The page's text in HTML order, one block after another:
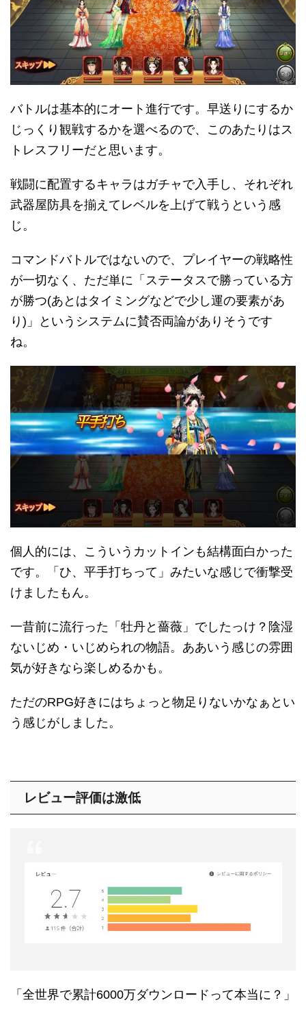
バトルは基本的にオート進行です。早送りにするか
じっくり観戦するかを選べるので、このあたりはス
トレスフリーだと思います。
戦闘に配置するキャラはガチャで入手し、それぞれ
武器屋防具を揃えてレベルを上げて戦うという感
じ。
コマンドバトルではないので、プレイヤーの戦略性
が一切なく、ただ単に「ステータスで勝っている方
が勝つ(あとはタイミングなどで少し運の要素があ
り)」というシステムに賛否両論がありそうです
ね。
個人的には、こういうカットインも結構面白かった
です。「ひ、平手打ちって」みたいな感じで衝撃受
けましたもん。
一昔前に流行った「牡丹と薔薇」でしたっけ？陰湿
ないじめ・いじめられの物語。ああいう感じの雰囲
気が好きなら楽しめるかも。
ただのRPG好きにはちょっと物足りないかなぁとい
う感じがしました。
レビュー評価は激低
「全世界で累計6000万ダウンロードって本当に？」